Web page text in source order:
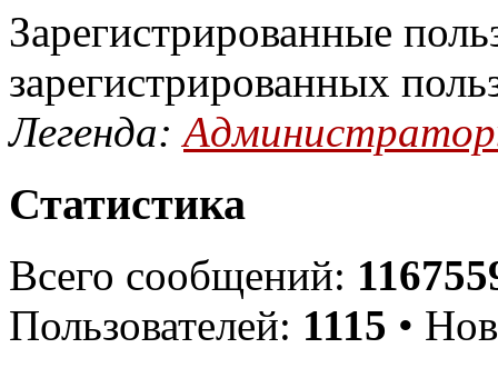
Зарегистрированные
зарегистрированных
Легенда:
Статистика
Всего сообщений:
Пользователей: 1115 •